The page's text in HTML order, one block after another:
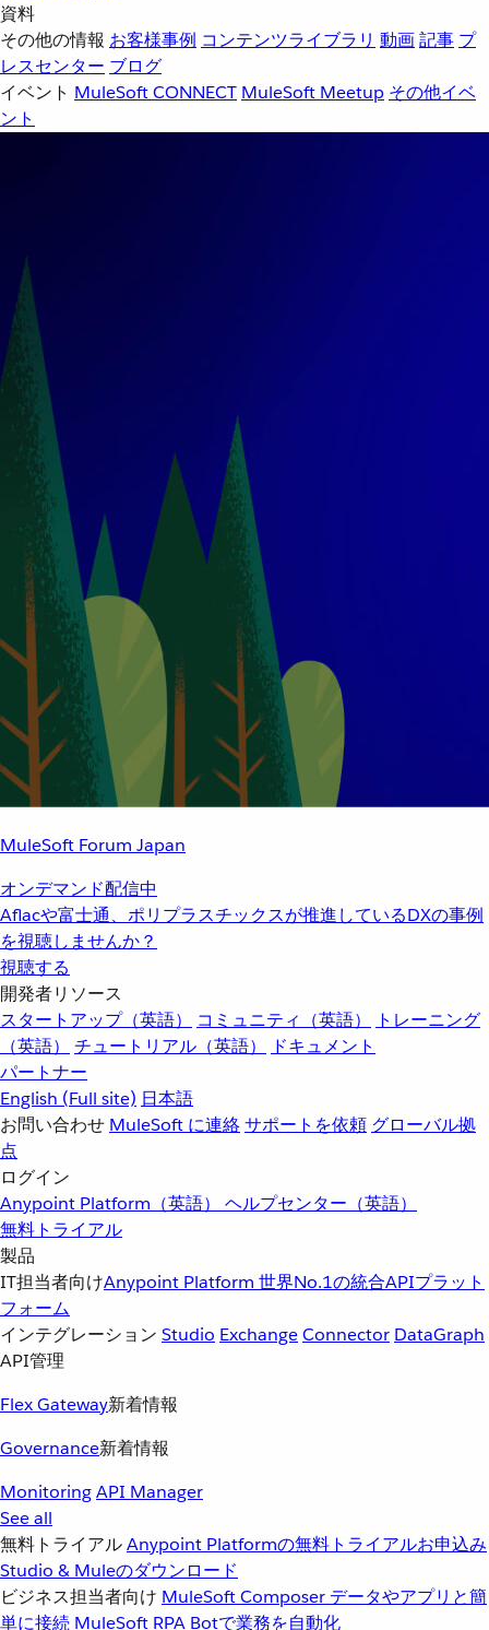
資料
その他の情報 お客様事例 コンテンツライブラリ 動画記事 プ
レスセンター ブログ
イベント MuleSoft CONNECT MuleSoft Meetup その他イベ
ント
MuleSoft Forum Japan
オンデマンド配信中
Aflacや富士通、ポリプラスチックスが推進しているDXの事例
を視聴しませんか？
視聴する
開発者リソース
スタートアップ（英語）
コミュニティ（英語）
トレーニング
（英語）
チュートリアル（英語）
ドキュメント
パートナー
English (Full site) 日本語
お問い合わせ MuleSoft に連絡サポートを依頼 グローバル拠
点
ログイン
Anypoint Platform（英語） ヘルプセンター（英語）
無料トライアル
製品
IT担当者向けAnypoint Platform 世界No.1の統合APIプラット
フォーム
インテグレーション Studio ExchangeConnector DataGraph
API管理
Flex Gateway新着情報
Governance新着情報
MonitoringAPI Manager
See all
無料トライアルAnypoint Platformの無料トライアルお申込み
Studio & Muleのダウンロード
ビジネス担当者向け MuleSoft Composer データやアプリと簡
単に接続 MuleSoft RPA Botで業務を自動化